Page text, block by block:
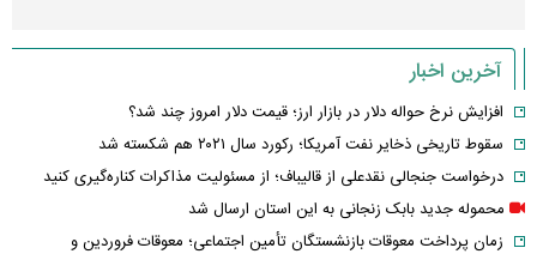
آخرین اخبار
افزایش نرخ حواله دلار در بازار ارز؛ قیمت دلار امروز چند شد؟
سقوط تاریخی ذخایر نفت آمریکا؛ رکورد سال ۲۰۲۱ هم شکسته شد
درخواست جنجالی نقدعلی از قالیباف؛ از مسئولیت مذاکرات کناره‌گیری کنید
محموله جدید بابک زنجانی به این استان ارسال شد
زمان پرداخت معوقات بازنشستگان تأمین اجتماعی؛ معوقات فروردین و